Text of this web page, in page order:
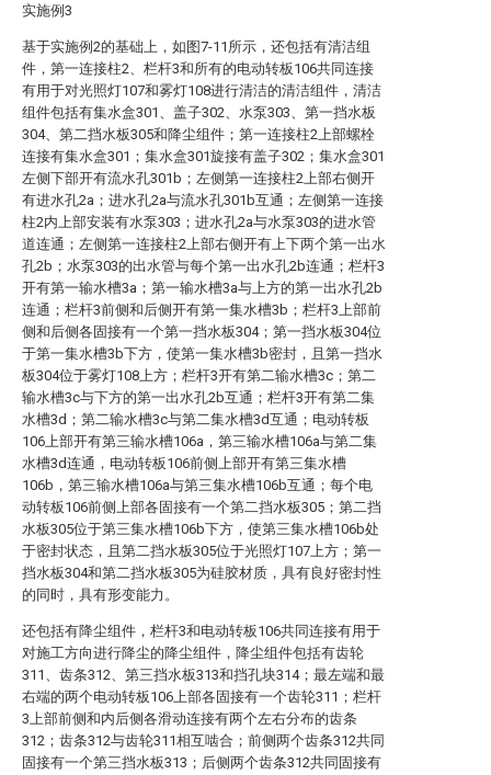
实施例3
基于实施例2的基础上，如图7-11所示，还包括有清洁组
件，第一连接柱2、栏杆3和所有的电动转板106共同连接
有用于对光照灯107和雾灯108进行清洁的清洁组件，清洁
组件包括有集水盒301、盖子302、水泵303、第一挡水板
304、第二挡水板305和降尘组件；第一连接柱2上部螺栓
连接有集水盒301；集水盒301旋接有盖子302；集水盒301
左侧下部开有流水孔301b；左侧第一连接柱2上部右侧开
有进水孔2a；进水孔2a与流水孔301b互通；左侧第一连接
柱2内上部安装有水泵303；进水孔2a与水泵303的进水管
道连通；左侧第一连接柱2上部右侧开有上下两个第一出水
孔2b；水泵303的出水管与每个第一出水孔2b连通；栏杆3
开有第一输水槽3a；第一输水槽3a与上方的第一出水孔2b
连通；栏杆3前侧和后侧开有第一集水槽3b；栏杆3上部前
侧和后侧各固接有一个第一挡水板304；第一挡水板304位
于第一集水槽3b下方，使第一集水槽3b密封，且第一挡水
板304位于雾灯108上方；栏杆3开有第二输水槽3c；第二
输水槽3c与下方的第一出水孔2b互通；栏杆3开有第二集
水槽3d；第二输水槽3c与第二集水槽3d互通；电动转板
106上部开有第三输水槽106a，第三输水槽106a与第二集
水槽3d连通，电动转板106前侧上部开有第三集水槽
106b，第三输水槽106a与第三集水槽106b互通；每个电
动转板106前侧上部各固接有一个第二挡水板305；第二挡
水板305位于第三集水槽106b下方，使第三集水槽106b处
于密封状态，且第二挡水板305位于光照灯107上方；第一
挡水板304和第二挡水板305为硅胶材质，具有良好密封性
的同时，具有形变能力。
还包括有降尘组件，栏杆3和电动转板106共同连接有用于
对施工方向进行降尘的降尘组件，降尘组件包括有齿轮
311、齿条312、第三挡水板313和挡孔块314；最左端和最
右端的两个电动转板106上部各固接有一个齿轮311；栏杆
3上部前侧和内后侧各滑动连接有两个左右分布的齿条
312；齿条312与齿轮311相互啮合；前侧两个齿条312共同
固接有一个第三挡水板313；后侧两个齿条312共同固接有